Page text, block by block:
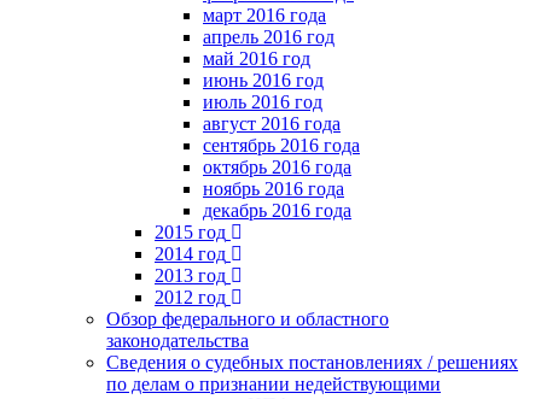
март 2016 года
апрель 2016 год
май 2016 год
июнь 2016 год
июль 2016 год
август 2016 года
сентябрь 2016 года
октябрь 2016 года
ноябрь 2016 года
декабрь 2016 года
2015 год
2014 год
2013 год
2012 год
Обзор федерального и областного
законодательства
Сведения о судебных постановлениях / решениях
по делам о признании недействующими